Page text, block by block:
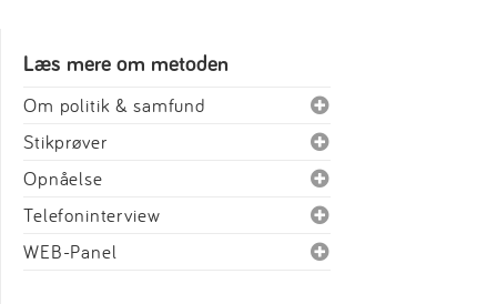
Læs mere om metoden
Om politik & samfund
Stikprøver
Opnåelse
Telefoninterview
WEB-Panel